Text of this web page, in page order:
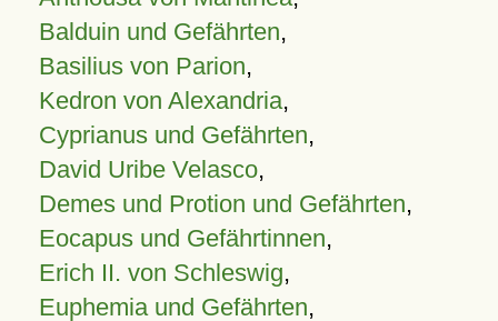
Balduin und Gefährten,
Basilius von Parion,
Kedron von Alexandria,
Cyprianus und Gefährten,
David Uribe Velasco,
Demes und Protion und Gefährten,
Eocapus und Gefährtinnen,
Erich II. von Schleswig,
Euphemia und Gefährten,